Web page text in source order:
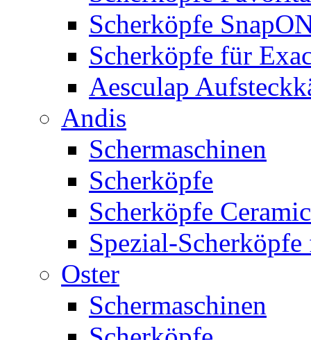
Scherköpfe
Scherköpfe für
Aesculap
Andis
Schermaschinen
Scherköpfe
Scherköpfe Ceramic
Spezial-
Oster
Schermaschinen